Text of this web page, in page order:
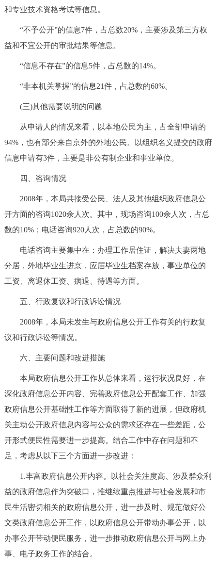
和专业技术资格考试等信息。
“不予公开”的信息7件，占总数20%，主要涉及第三方权
益和不宜公开的审批结果等信息。
“信息不存在”的信息5件，占总数的14%。
“非本机关掌握”的信息21件，占总数的60%。
(三)其他需要说明的问题
从申请人的情况来看，以本地公民为主，占全部申请的
94%，也有部分来自京外的外地公民。以组织名义提交的政府
信息申请有3件，主要是非公有制企业和事业单位。
四、咨询情况
2008年，本局共接受公民、法人及其他组织政府信息公
开方面的咨询1020余人次。其中，现场咨询100余人次，占总
数的10%；电话咨询920人次，占总数的90%。
电话咨询主要集中在：办理工作居住证，解决夫妻两地
分居，外地毕业生进京，应届毕业生档案存放，事业单位的
工资、离退休工资、病退、待遇等方面。
五、行政复议和行政诉讼情况
2008年，本局未发生与政府信息公开工作有关的行政复
议和行政诉讼等情况。
六、主要问题和改进措施
本局政府信息公开工作从总体来看，运行状况良好，在
深化政府信息公开内容、完善政府信息公开配套工作、加强
政府信息公开基础性工作等方面取得了新的进展，但政府机
关主动公开政府信息内容与公众的需求还存在一些差距，公
开形式便民性需要进一步提高。结合工作中存在问题和不
足，考虑从以下三个方面进一步改进：
1.丰富政府信息公开内容。以社会关注度高、涉及群众利
益的政府信息作为突破口，推继续重点推进与社会发展和市
民生活密切相关的政府信息公开，进一步及时、规范做好公
文类政府信息公开工作，以政府信息公开带动办事公开，以
办事公开带动便民服务，进一步推动政府信息公开与网上办
事、电子政务工作的结合。